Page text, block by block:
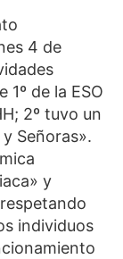
4 de
1º de la ESO
2º tuvo un
Señoras».
y
individuos